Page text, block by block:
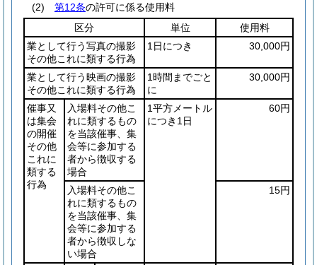
(2) 第12条の許可に係る使用料
区分
単位
使用料
業として行う写真の撮影
その他これに類する行為
1日につき 30,000円
業として行う映画の撮影
その他これに類する行為
1時間までごと
に
30,000円
催事又
は集会
の開催
その他
これに
類する
行為
入場料その他こ
れに類するもの
を当該催事、集
会等に参加する
者から徴収する
場合
1平方メートル
につき1日
60円
入場料その他こ
れに類するもの
を当該催事、集
会等に参加する
者から徴収しな
い場合
15円